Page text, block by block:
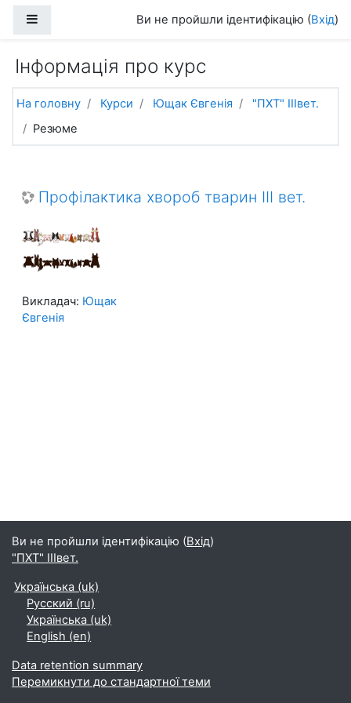
Ви не пройшли ідентифікацію (Вхід)
Інформація про курс
На головну Курси Ющак Євгенія
"ПХТ" ІІІвет.
Резюме
Профілактика хвороб тварин ІІІ вет.
Викладач: Ющак
Євгенія
Ви не пройшли ідентифікацію (Вхід)
"ПХТ" ІІІвет.
Українська ‎(uk)‎
Русский ‎(ru)‎
Українська ‎(uk)‎
English ‎(en)‎
Data retention summary
Перемикнути до стандартної теми